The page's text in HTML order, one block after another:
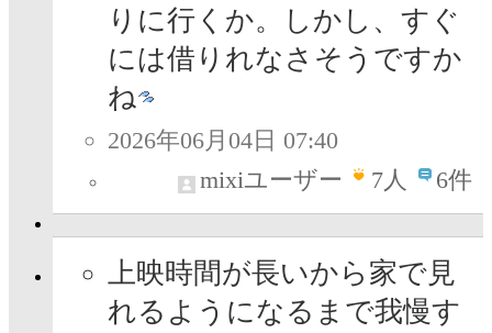
りに行くか。しかし、すぐ
には借りれなさそうですか
ね
2026年06月04日 07:40
mixiユーザー
7人 6件
上映時間が長いから家で見
れるようになるまで我慢す